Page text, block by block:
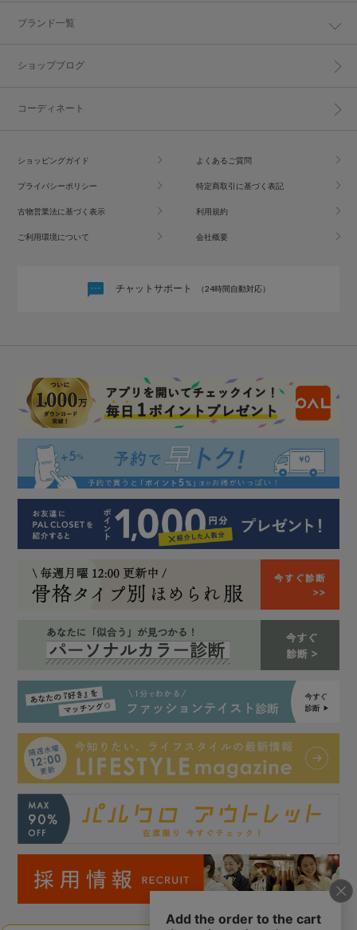
ブランド一覧
ショップブログ
コーディネート
ショッピングガイド よくあるご質問
プライバシーポリシー 特定商取引に基づく表記
古物営業法に基づく表示 利用規約
ご利用環境について 会社概要
チャットサポート （24時間自動対応）